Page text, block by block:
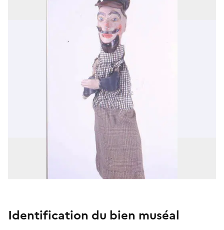
Identification du bien muséal